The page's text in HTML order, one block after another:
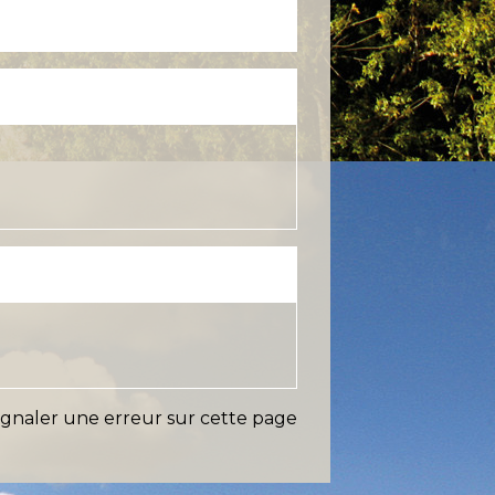
une erreur sur cette page